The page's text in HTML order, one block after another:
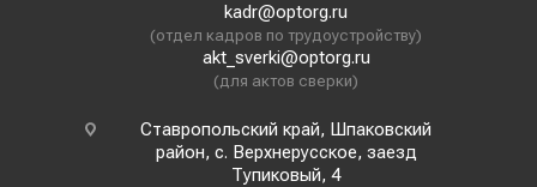
kadr@optorg.ru
(отдел кадров по трудоустройству)
akt_sverki@optorg.ru
(для актов сверки)
Ставропольский край, Шпаковский
район, с. Верхнерусское, заезд
Тупиковый, 4